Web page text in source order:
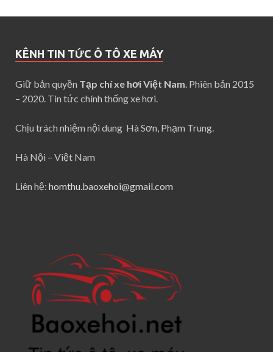
KÊNH TIN TỨC Ô TÔ XE MÁY
Giữ bản quyền Tạp chí xe hơi Việt Nam. Phiên bản 2015
– 2020. Tin tức chính thống xe hơi.
Chịu trách nhiệm nội dung Hà Sơn, Phạm Trung.
Hà Nội – Việt Nam
Liên hệ: homthu.baoxehoi@gmail.com